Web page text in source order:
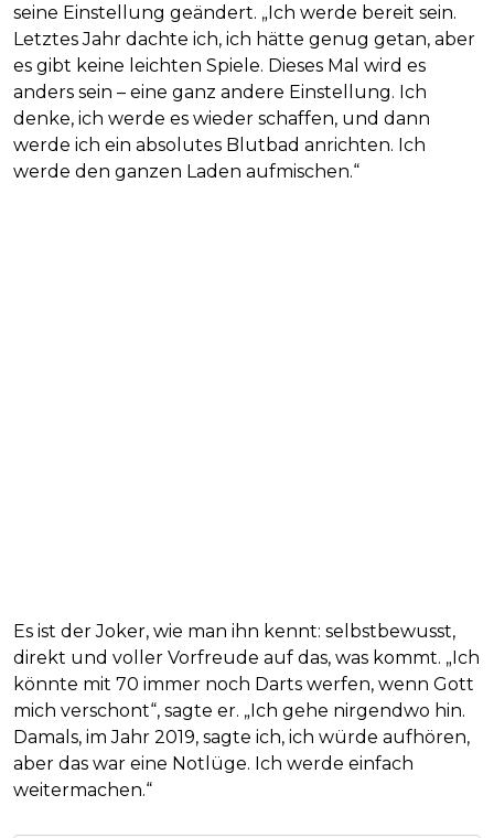
seine Einstellung geändert. „Ich werde bereit sein.
Letztes Jahr dachte ich, ich hätte genug getan, aber
es gibt keine leichten Spiele. Dieses Mal wird es
anders sein – eine ganz andere Einstellung. Ich
denke, ich werde es wieder schaffen, und dann
werde ich ein absolutes Blutbad anrichten. Ich
werde den ganzen Laden aufmischen.“
Es ist der Joker, wie man ihn kennt: selbstbewusst,
direkt und voller Vorfreude auf das, was kommt. „Ich
könnte mit 70 immer noch Darts werfen, wenn Gott
mich verschont“, sagte er. „Ich gehe nirgendwo hin.
Damals, im Jahr 2019, sagte ich, ich würde aufhören,
aber das war eine Notlüge. Ich werde einfach
weitermachen.“